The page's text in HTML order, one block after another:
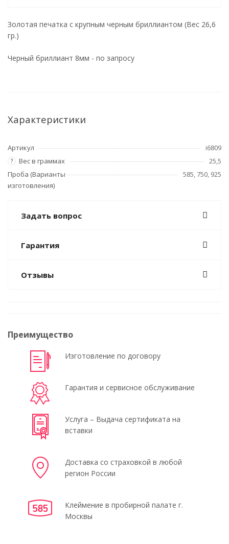
Золотая печатка с крупным черным бриллиантом (Вес 26,6
гр.)
Черный бриллиант 8мм - по запросу
Характеристики
Артикул i6809
? Вес в граммах
25,5
Проба (Варианты
изготовления)
585, 750, 925
Задать вопрос
Гарантия
Отзывы
Преимущество
Изготовление по договору
Гарантия и сервисное обслуживание
Услуга – Выдача сертификата на
вставки
Доставка со страховкой в любой
регион России
Клеймение в пробирной палате г.
Москвы